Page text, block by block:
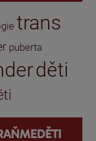
trans
puberta
děti